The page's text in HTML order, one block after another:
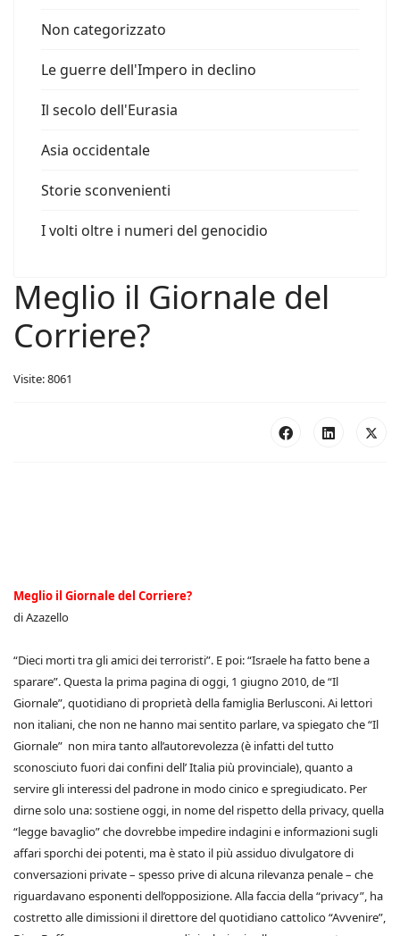
Non categorizzato
Le guerre dell'Impero in declino
Il secolo dell'Eurasia
Asia occidentale
Storie sconvenienti
I volti oltre i numeri del genocidio
Meglio il Giornale del
Corriere?
Visite: 8061
Meglio il Giornale del Corriere?
di Azazello
“Dieci morti tra gli amici dei terroristi”. E poi: “Israele ha fatto bene a
sparare”. Questa la prima pagina di oggi, 1 giugno 2010, de “Il
Giornale”, quotidiano di proprietà della famiglia Berlusconi. Ai lettori
non italiani, che non ne hanno mai sentito parlare, va spiegato che “Il
Giornale” non mira tanto all’autorevolezza (è infatti del tutto
sconosciuto fuori dai confini dell’ Italia più provinciale), quanto a
servire gli interessi del padrone in modo cinico e spregiudicato. Per
dirne solo una: sostiene oggi, in nome del rispetto della privacy, quella
“legge bavaglio” che dovrebbe impedire indagini e informazioni sugli
affari sporchi dei potenti, ma è stato il più assiduo divulgatore di
conversazioni private – spesso prive di alcuna rilevanza penale – che
riguardavano esponenti dell’opposizione. Alla faccia della “privacy”, ha
costretto alle dimissioni il direttore del quotidiano cattolico “Avvenire”,